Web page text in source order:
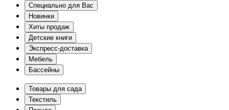
Специально для Вас
Новинки
Хиты продаж
Детские книги
Экспресс-доставка
Мебель
Бассейны
Товары для сада
Текстиль